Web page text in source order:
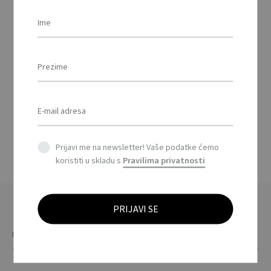
CLAUS – Šalica sa
žličicom / Mug with
has
multiple
options
on
Prijavi me na newsletter! Vaše podatke ćemo
koristiti u skladu s Pravilima privatnosti